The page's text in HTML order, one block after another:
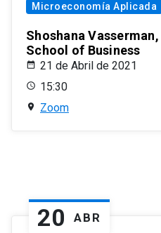
Microeconomía Aplicada
Shoshana
School of Business
21 de Abril de 2021
15:30
Zoom
20 ABR